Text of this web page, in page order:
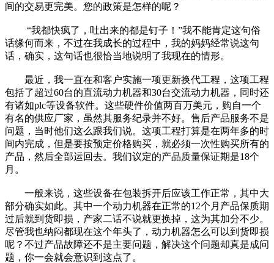
间的交易更完美。您的政策是怎样的呢？
“我都快疯了，吐出来的都是钉子！”我不能肯定这句俗
话缘何而来，不过在我成长的过程中，我的妈妈经常说这句
话，确实，这句话也很恰当地说明了我现在的情形。
最近，我一直在和客户实施一项更新换代工程，这项工程
包括了超过60台的直流动力机器和30台交流动力机器，同时还
有诸如plc等设备软件。这些硬件价值两百万美元，购自一个
有名的供应厂家，虽然其服务纪录并不好。售后产品服务不是
问题，当时他们这么跟我们说。这项工程打算是在两年多的时
间内完成，但是要按预定价格购买，就必须一次性购买所有的
产品，然后全部运回去。我们议定的产品质量保证期是18个
月。
一般来说，这些设备在包装拆开后应该工作正常，其中大
部分确实如此。其中一个动力机器在正常的12个月产品保质期
过后就到货即损，产家二话不说就更换掉，这为其加分不少。
尽管我也纳闷都现在这个年头了，动力机器怎么可以到货即损
呢？不过产品故障还不是主要问题，解决这个问题却真是成问
题，你一会就会意识到这点了。